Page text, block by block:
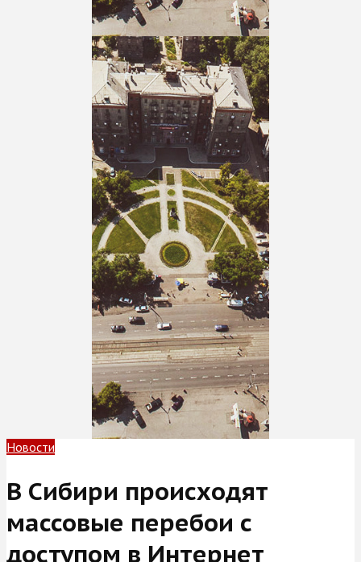
Новости
В Сибири происходят
массовые перебои с
доступом в Интернет